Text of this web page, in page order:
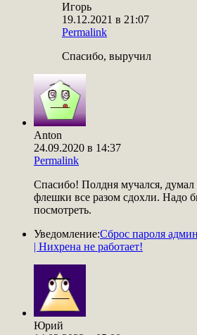
Игорь
19.12.2021 в 21:07
Permalink
Спасибо, выручил
Anton
24.09.2020 в 14:37
Permalink
Спасибо! Полдня мучался, думал
флешки все разом сдохли. Надо
посмотреть.
Уведомление:Сброс пароля
| Нихрена не работает!
Юрий